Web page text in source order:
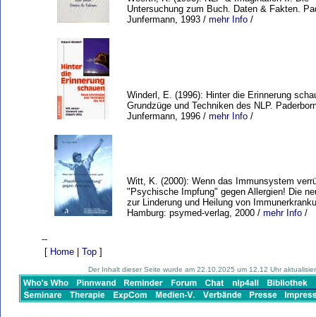
Untersuchung zum Buch. Daten & Fakten.
Junfermann, 1993 / mehr Info /
Winderl, E. (1996): Hinter die Erinnerung
Grundzüge und Techniken des NLP.
Junfermann, 1996 / mehr Info /
Witt, K. (2000): Wenn das Immunsystem
"Psychische Impfung" gegen Allergien! Die
zur Linderung und Heilung von
Hamburg: psymed-verlag, 2000 / mehr Info /
--
[ Home Top ]
Der Inhalt dieser Seite wurde am 22.10.2025 um 12.12 Uhr